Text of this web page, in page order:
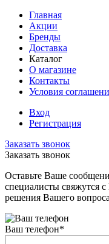
Главная
Акции
Бренды
Доставка
Каталог
О магазине
Контакты
Условия
Вход
Регистрация
Заказать звонок
Заказать звонок
Оставьте Ваше
специалисты свяжутся
решения Вашего
Ваш телефон*